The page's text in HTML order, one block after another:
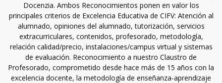
Docenzia. Ambos Reconocimientos ponen en valor los
principales criterios de Excelencia Educativa de CIFV: Atención al
alumnado, opiniones del alumnado, tutorización, servicios
extracurriculares, contenidos, profesorado, metodología,
relación calidad/precio, instalaciones/campus virtual y sistemas
de evaluación. Reconocimiento a nuestro Claustro de
Profesorado, comprometido desde hace más de 15 años con la
excelencia docente, la metodología de enseñanza-aprendizaje